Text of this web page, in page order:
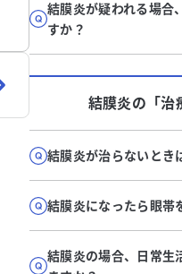
結膜炎が疑われる場合
すか？
結膜炎の「治
結膜炎が治らないとき
結膜炎になったら眼帯
結膜炎の場合、日常生